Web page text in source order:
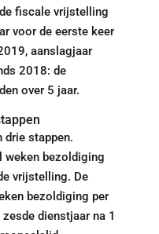
fiscale vrijstelling
voor de eerste keer
aanslagjaar
2018: de
over 5 jaar.
drie stappen.
weken bezoldiging
vrijstelling. De
bezoldiging per
dienstjaar na 1